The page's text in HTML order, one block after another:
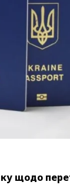
щодо